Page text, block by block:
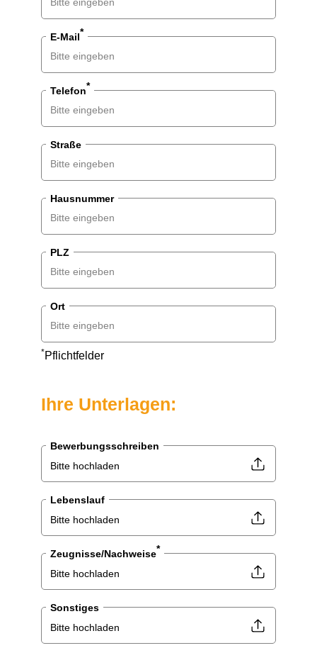
E-Mail*
Telefon*
Straße
Hausnummer
PLZ
Ort
*Pflichtfelder
Ihre Unterlagen:
Bewerbungsschreiben
Bitte hochladen
Lebenslauf
Bitte hochladen
Zeugnisse/Nachweise*
Bitte hochladen
Sonstiges
Bitte hochladen